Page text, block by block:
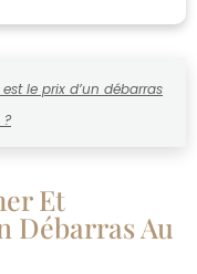
est le prix d’un débarras
Et
Débarras Au